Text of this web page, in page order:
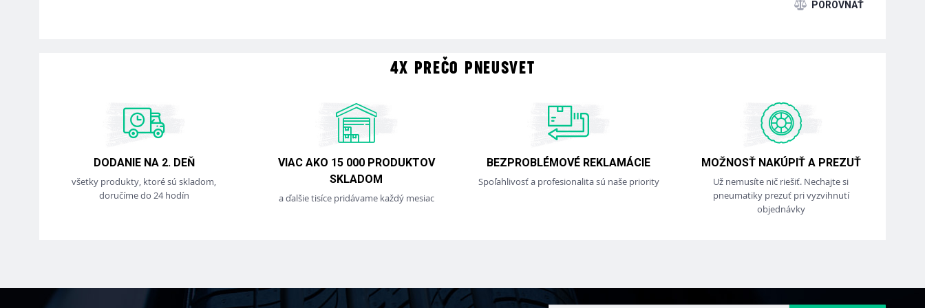
4X PREČO PNEUSVET
DODANIE NA 2. DEŇ
všetky produkty, ktoré sú skladom,
doručíme do 24 hodín
VIAC AKO 15 000 PRODUKTOV
SKLADOM
a ďalšie tisíce pridávame každý mesiac
BEZPROBLÉMOVÉ REKLAMÁCIE
Spoľahlivosť a profesionalita sú naše priority
MOŽNOSŤ NAKÚPIŤ A PREZUŤ
Už nemusíte nič riešiť. Nechajte si
pneumatiky prezuť pri vyzvihnutí
objednávky